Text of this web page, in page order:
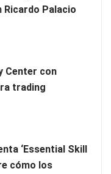
herramientas
Ricardo Palacio
Center con
trading
‘Essential Skill
cómo los